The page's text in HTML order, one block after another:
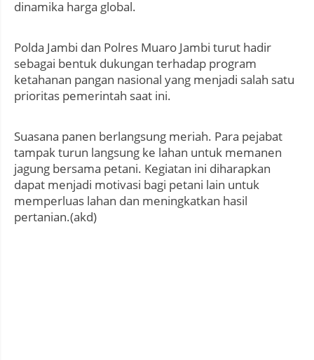
dinamika harga global.
Polda Jambi dan Polres Muaro Jambi turut hadir
sebagai bentuk dukungan terhadap program
ketahanan pangan nasional yang menjadi salah satu
prioritas pemerintah saat ini.
Suasana panen berlangsung meriah. Para pejabat
tampak turun langsung ke lahan untuk memanen
jagung bersama petani. Kegiatan ini diharapkan
dapat menjadi motivasi bagi petani lain untuk
memperluas lahan dan meningkatkan hasil
pertanian.(akd)